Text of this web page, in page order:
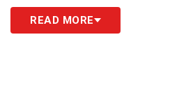
READ MORE